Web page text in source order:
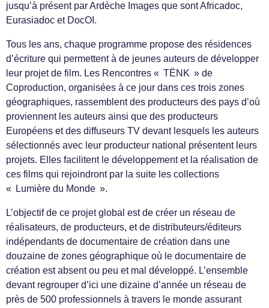
jusqu’à présent par Ardèche Images que sont Africadoc,
Eurasiadoc et DocOI.
Tous les ans, chaque programme propose des résidences
d’écriture qui permettent à de jeunes auteurs de développer
leur projet de film. Les Rencontres « TËNK » de
Coproduction, organisées à ce jour dans ces trois zones
géographiques, rassemblent des producteurs des pays d’où
proviennent les auteurs ainsi que des producteurs
Européens et des diffuseurs TV devant lesquels les auteurs
sélectionnés avec leur producteur national présentent leurs
projets. Elles facilitent le développement et la réalisation de
ces films qui rejoindront par la suite les collections
« Lumière du Monde ».
L’objectif de ce projet global est de créer un réseau de
réalisateurs, de producteurs, et de distributeurs/éditeurs
indépendants de documentaire de création dans une
douzaine de zones géographique où le documentaire de
création est absent ou peu et mal développé. L’ensemble
devant regrouper d’ici une dizaine d’année un réseau de
près de 500 professionnels à travers le monde assurant